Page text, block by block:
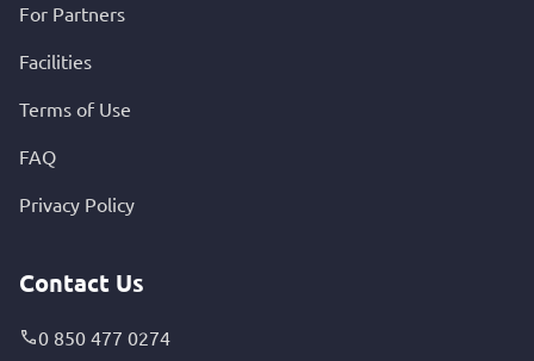
For Partners
Facilities
Terms of Use
FAQ
Privacy Policy
Contact Us
0 850 477 0274